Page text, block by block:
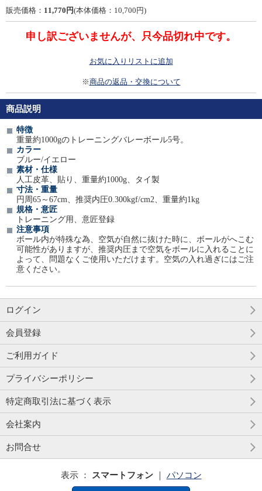
販売価格： 11,770円(本体価格：10,700円)
申し訳ございませんが、只今品切れ中です。
お気に入りリストに追加
※商品の返品・交換について
商品説明
特徴
重量約1000gのトレーニングバレーボール5号。
カラー
ブルー/イエロー
素材・仕様
人工皮革、貼り、重量約1000g、タイ製
寸法・重量
円周65～67cm、推奨内圧0.300kgf/cm2、重量約1kg
規格・意匠
トレーニング用、意匠登録
注意事項
ボール内が特殊な為、空気が自然に抜けた時に、ボールがへこむ
可能性がありますが、推奨内圧まで空気をボールに入れることに
よって、問題なくご使用いただけます。空気の入れ過ぎにはご注
意ください。
ログイン
会員登録
ご利用ガイド
プライバシーポリシー
特定商取引法に基づく表示
会社案内
お問合せ
表示 ： スマートフォン｜ パソコン